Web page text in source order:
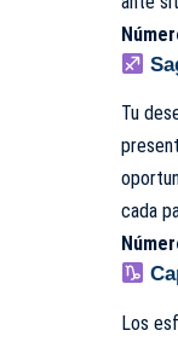
Tu
cada
Los